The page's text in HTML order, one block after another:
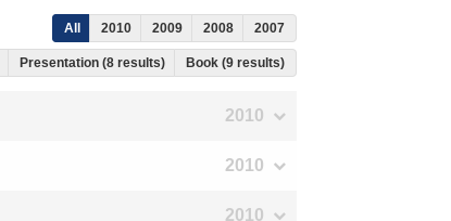
All 2010 2009 2008 2007
Presentation (8 results) Book (9 results)
2010
2010
2010